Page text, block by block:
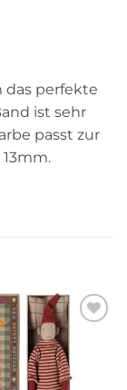
das perfekte
ist sehr
passt zur
Auf die
Wunschliste